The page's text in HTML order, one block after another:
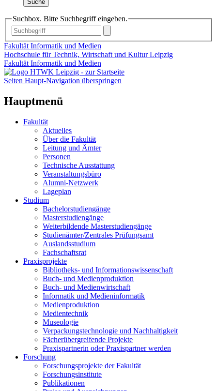
Suche
Suchbox. Bitte Suchbegriff eingeben.
Fakultät Informatik und Medien
Hochschule für Technik, Wirtschaft und Kultur Leipzig
Fakultät Informatik und Medien
Seiten Haupt-Navigation überspringen
Hauptmenü
Fakultät
Aktuelles
Über die Fakultät
Leitung und Ämter
Personen
Technische Ausstattung
Veranstaltungsbüro
Alumni-Netzwerk
Lageplan
Studium
Bachelorstudiengänge
Masterstudiengänge
Weiterbildende Masterstudiengänge
Studienämter/Zentrales Prüfungsamt
Auslandsstudium
Fachschaftsrat
Praxisprojekte
Bibliotheks- und Informationswissenschaft
Buch- und Medienproduktion
Buch- und Medienwirtschaft
Informatik und Medieninformatik
Medienproduktion
Medientechnik
Museologie
Verpackungstechnologie und Nachhaltigkeit
Fächerübergreifende Projekte
Praxispartnerin oder Praxispartner werden
Forschung
Forschungsprojekte der Fakultät
Forschungsinstitute
Publikationen